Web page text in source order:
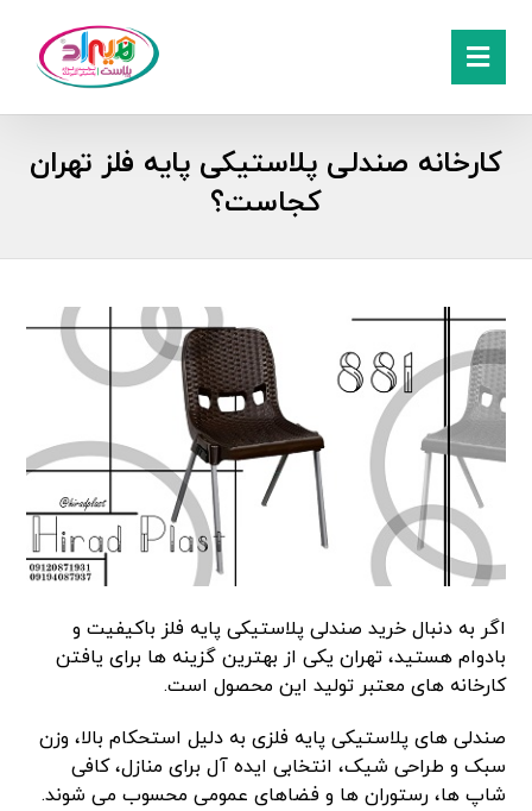
کارخانه صندلی پلاستیکی پایه فلز تهران
کجاست؟
اگر به دنبال خرید صندلی پلاستیکی پایه فلز باکیفیت و
بادوام هستید، تهران یکی از بهترین گزینه ها برای یافتن
کارخانه های معتبر تولید این محصول است.
صندلی های پلاستیکی پایه فلزی به دلیل استحکام بالا، وزن
سبک و طراحی شیک، انتخابی ایده آل برای منازل، کافی
شاپ ها، رستوران ها و فضاهای عمومی محسوب می شوند.